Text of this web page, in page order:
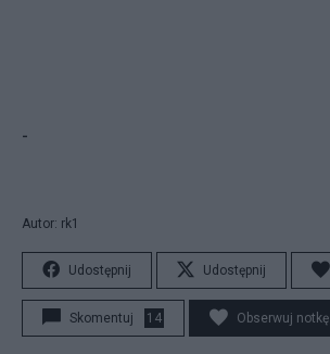
-
Autor: rk1
Udostępnij Udostępnij
Skomentuj 14 Obserwuj notkę